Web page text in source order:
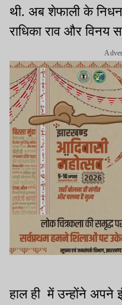
थी. अब शेफाली के
राधिका राव और विनय
हाल ही में उन्होंने अपने